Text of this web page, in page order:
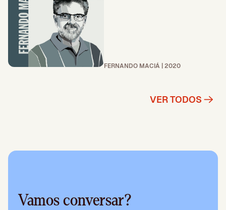
FERNANDO MACIÁ | 2020
VER TODOS
Vamos conversar?